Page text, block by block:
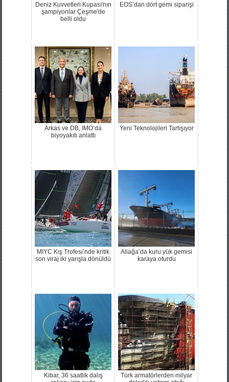
Deniz Kuvvetleri Kupası'nın
şampiyonlar Çeşme'de
belli oldu
EOS’dan dört gemi siparişi
Arkas ve DB, IMO’da
biyoyakıtı anlattı
Yeni Teknolojileri Tartışıyor
MIYC Kış Trofesi’nde kritik
son viraj iki yarışla dönüldü
Aliağa’da kuru yük gemisi
karaya oturdu
Kibar, 36 saatlik dalış
Türk armatörlerden milyar